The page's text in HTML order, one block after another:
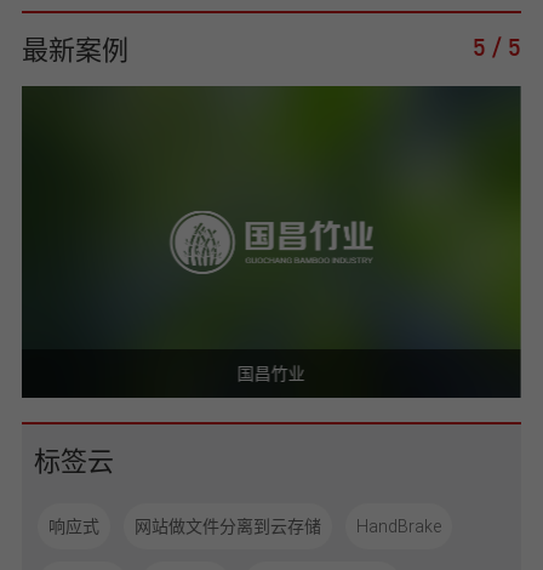
最新案例 5 / 5
国昌竹业
标签云
响应式 网站做文件分离到云存储 HandBrake